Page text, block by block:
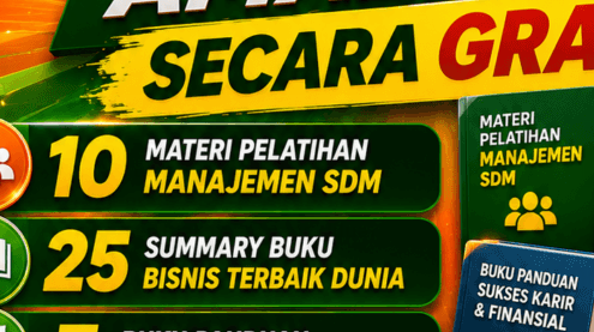
menjadi terlalu sempit dalam
Orang-orang acap berasumsi
alternatif merupakan hal yang diluar
masuk akal), sehingga mereka